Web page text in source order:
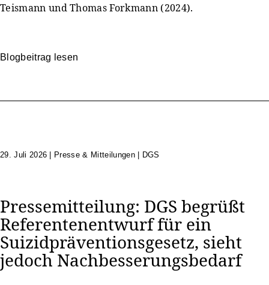
Teismann und Thomas Forkmann (2024).
Blogbeitrag lesen
29. Juli 2026 | Presse & Mitteilungen | DGS
Pressemitteilung: DGS begrüßt
Referentenentwurf für ein
Suizidpräventionsgesetz, sieht
jedoch Nachbesserungsbedarf